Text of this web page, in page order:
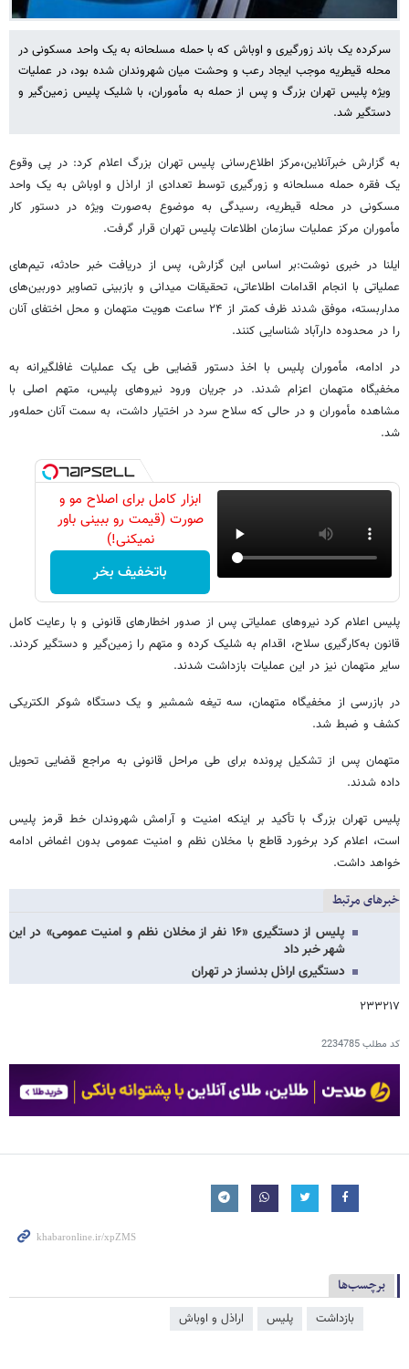
سرکرده یک باند زورگیری و اوباش که با حمله مسلحانه به یک واحد مسکونی در
محله قیطریه موجب ایجاد رعب و وحشت میان شهروندان شده بود، در عملیات
ویژه پلیس تهران بزرگ و پس از حمله به مأموران، با شلیک پلیس زمین‌گیر و
دستگیر شد.
به گزارش خبرآنلاین،مرکز اطلاع‌رسانی پلیس تهران بزرگ اعلام کرد: در پی وقوع
یک فقره حمله مسلحانه و زورگیری توسط تعدادی از اراذل و اوباش به یک واحد
مسکونی در محله قیطریه، رسیدگی به موضوع به‌صورت ویژه در دستور کار
مأموران مرکز عملیات سازمان اطلاعات پلیس تهران قرار گرفت.
ایلنا در خبری نوشت:بر اساس این گزارش، پس از دریافت خبر حادثه، تیم‌های
عملیاتی با انجام اقدامات اطلاعاتی، تحقیقات میدانی و بازبینی تصاویر دوربین‌های
مداربسته، موفق شدند ظرف کمتر از ۲۴ ساعت هویت متهمان و محل اختفای آنان
را در محدوده دارآباد شناسایی کنند.
در ادامه، مأموران پلیس با اخذ دستور قضایی طی یک عملیات غافلگیرانه به
مخفیگاه متهمان اعزام شدند. در جریان ورود نیروهای پلیس، متهم اصلی با
مشاهده مأموران و در حالی که سلاح سرد در اختیار داشت، به سمت آنان حمله‌ور
شد.
ابزار کامل برای اصلاح مو و
صورت (قیمت رو ببینی باور
نمیکنی!)
باتخفیف بخر
پلیس اعلام کرد نیروهای عملیاتی پس از صدور اخطارهای قانونی و با رعایت کامل
قانون به‌کارگیری سلاح، اقدام به شلیک کرده و متهم را زمین‌گیر و دستگیر کردند.
سایر متهمان نیز در این عملیات بازداشت شدند.
در بازرسی از مخفیگاه متهمان، سه تیغه شمشیر و یک دستگاه شوکر الکتریکی
کشف و ضبط شد.
متهمان پس از تشکیل پرونده برای طی مراحل قانونی به مراجع قضایی تحویل
داده شدند.
پلیس تهران بزرگ با تأکید بر اینکه امنیت و آرامش شهروندان خط قرمز پلیس
است، اعلام کرد برخورد قاطع با مخلان نظم و امنیت عمومی بدون اغماض ادامه
خواهد داشت.
خبرهای مرتبط
پلیس از دستگیری «۱۶ نفر از مخلان نظم و امنیت عمومی» در این
شهر خبر داد
دستگیری اراذل بدنساز در تهران
۲۳۳۲۱۷
کد مطلب2234785
برچسب‌ها
بازداشت پلیس اراذل و اوباش